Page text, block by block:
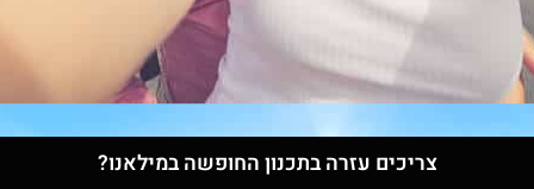
צריכים עזרה בתכנון החופשה במילאנו?